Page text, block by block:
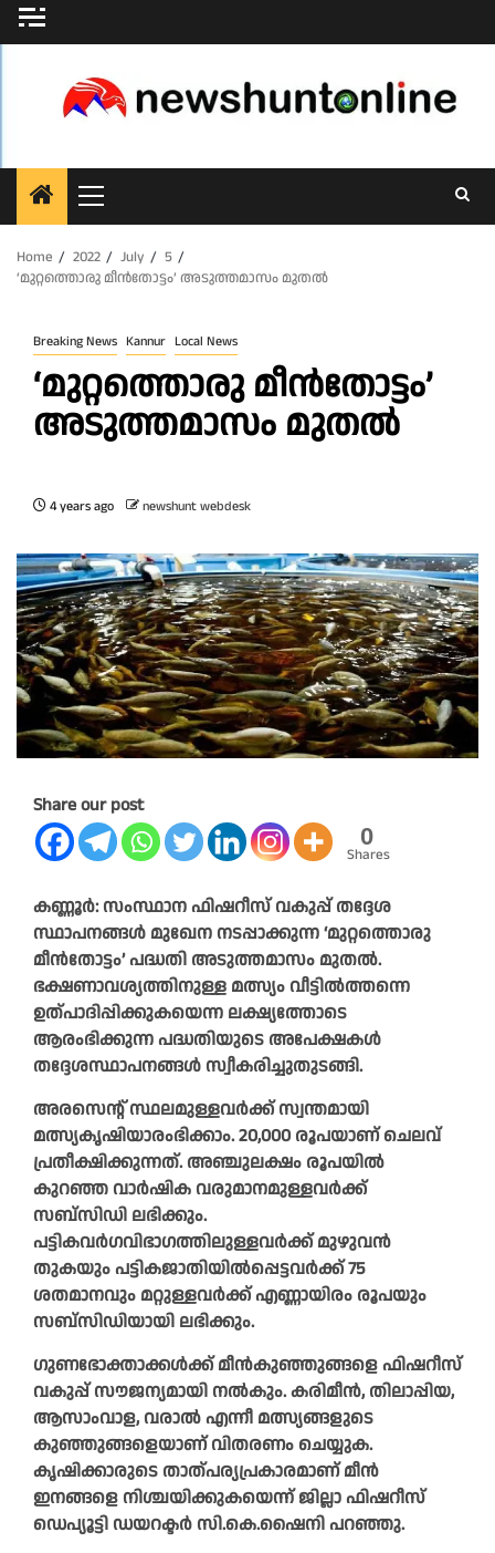
Skip
to
Primary
Menu
Home
2022 July
5
‘മുറ്റത്തൊരു മീൻതോട്ടം’ അടുത്തമാസം മുതൽ
Breaking News Kannur Local News
‘മുറ്റത്തൊരു മീൻതോട്ടം’
അടുത്തമാസം മുതൽ
4 years ago newshunt webdesk
Share our post
0
Shares
കണ്ണൂർ: സംസ്ഥാന ഫിഷറീസ് വകുപ്പ് തദ്ദേശ
സ്ഥാപനങ്ങൾ മുഖേന നടപ്പാക്കുന്ന ‘മുറ്റത്തൊരു
മീൻതോട്ടം’ പദ്ധതി അടുത്തമാസം മുതൽ.
ഭക്ഷണാവശ്യത്തിനുള്ള മത്സ്യം വീട്ടിൽത്തന്നെ
ഉത്പാദിപ്പിക്കുകയെന്ന ലക്ഷ്യത്തോടെ
ആരംഭിക്കുന്ന പദ്ധതിയുടെ അപേക്ഷകൾ
തദ്ദേശസ്ഥാപനങ്ങൾ സ്വീകരിച്ചുതുടങ്ങി.
അരസെന്റ് സ്ഥലമുള്ളവർക്ക് സ്വന്തമായി
മത്സ്യകൃഷിയാരംഭിക്കാം. 20,000 രൂപയാണ് ചെലവ്
പ്രതീക്ഷിക്കുന്നത്. അഞ്ചുലക്ഷം രൂപയിൽ
കുറഞ്ഞ വാർഷിക വരുമാനമുള്ളവർക്ക്
സബ്സിഡി ലഭിക്കും.
പട്ടികവർഗവിഭാഗത്തിലുള്ളവർക്ക് മുഴുവൻ
തുകയും പട്ടികജാതിയിൽപ്പെട്ടവർക്ക് 75
ശതമാനവും മറ്റുള്ളവർക്ക് എണ്ണായിരം രൂപയും
സബ്സിഡിയായി ലഭിക്കും.
ഗുണഭോക്താക്കൾക്ക് മീൻകുഞ്ഞുങ്ങളെ ഫിഷറീസ്
വകുപ്പ് സൗജന്യമായി നൽകും. കരിമീൻ, തിലാപ്പിയ,
ആസാംവാള, വരാൽ എന്നീ മത്സ്യങ്ങളുടെ
കുഞ്ഞുങ്ങളെയാണ് വിതരണം ചെയ്യുക.
കൃഷിക്കാരുടെ താത്‌പര്യപ്രകാരമാണ് മീൻ
ഇനങ്ങളെ നിശ്ചയിക്കുകയെന്ന് ജില്ലാ ഫിഷറീസ്
ഡെപ്യൂട്ടി ഡയറക്ടർ സി.കെ.ഷൈനി പറഞ്ഞു.